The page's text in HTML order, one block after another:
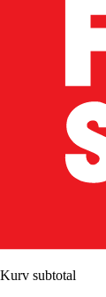
Kurv subtotal